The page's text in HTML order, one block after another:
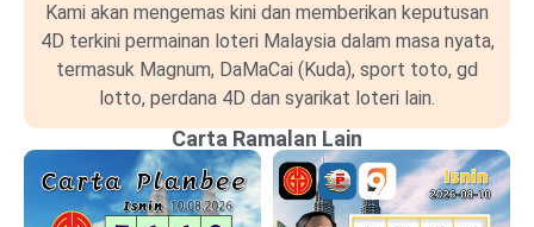
Kami akan mengemas kini dan memberikan keputusan
4D terkini permainan loteri Malaysia dalam masa nyata,
termasuk Magnum, DaMaCai (Kuda), sport toto, gd
lotto, perdana 4D dan syarikat loteri lain.
Carta Ramalan Lain